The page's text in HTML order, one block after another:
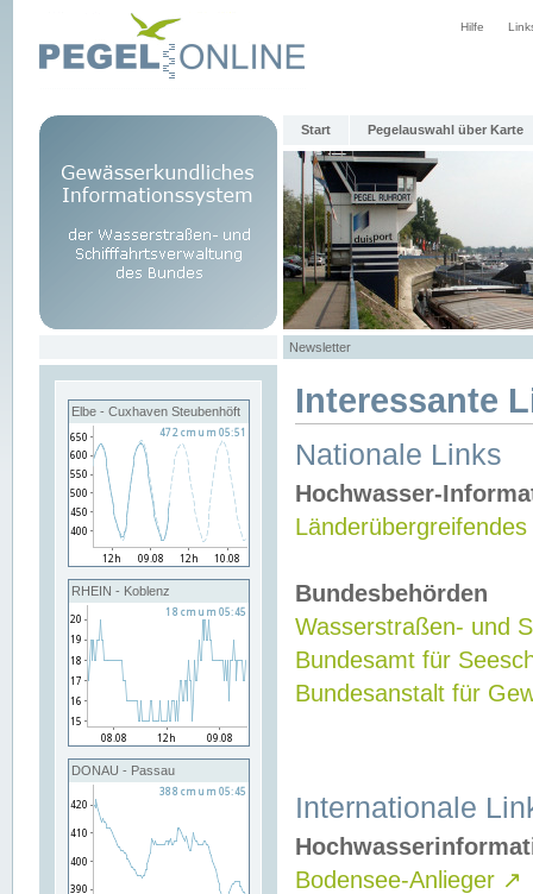
Hilfe
Start Pegelauswahl über Karte
Newsletter
Elbe - Cuxhaven Steubenhöft
RHEIN - Koblenz
DONAU - Passau
Interessante
Nationale Links
Hochwasser-
Bundesbehörden
Wasserstraßen- und
Bundesamt für
Bundesanstalt für
Internationale
Bodensee-Anlieger ↗